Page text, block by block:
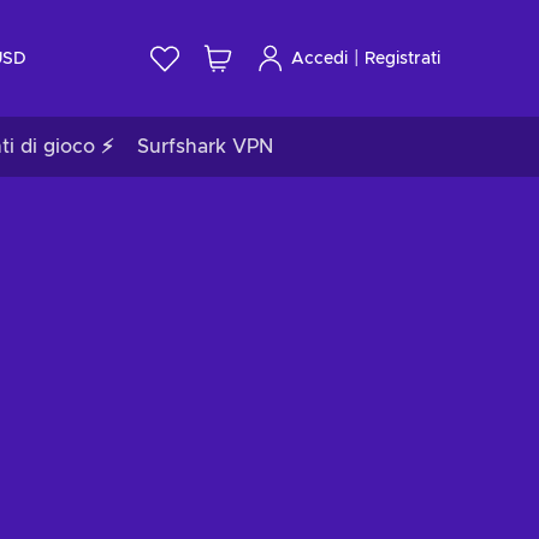
Accedi Registrati
di gioco ⚡ Surfshark VPN